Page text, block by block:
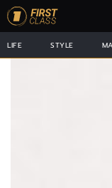
LIFE STYLE